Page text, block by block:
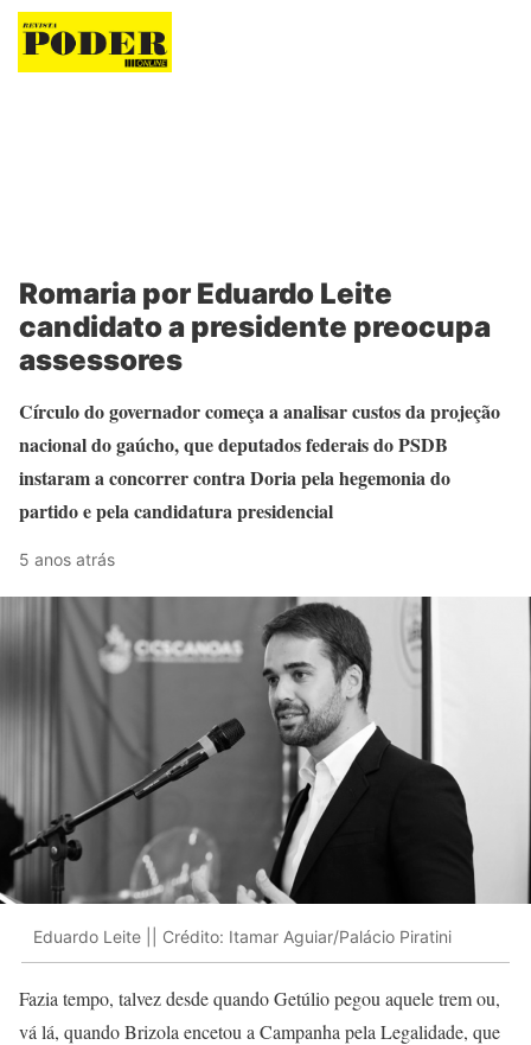
Revista Poder
Romaria por Eduardo Leite
candidato a presidente preocupa
assessores
Círculo do governador começa a analisar custos da projeção
nacional do gaúcho, que deputados federais do PSDB
instaram a concorrer contra Doria pela hegemonia do
partido e pela candidatura presidencial
5 anos atrás
Eduardo Leite || Crédito: Itamar Aguiar/Palácio Piratini
Fazia tempo, talvez desde quando Getúlio pegou aquele trem ou,
vá lá, quando Brizola encetou a Campanha pela Legalidade, que